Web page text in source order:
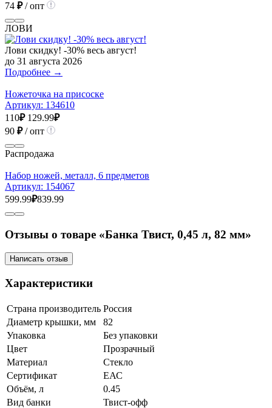
74 ₽/ опт
ЛОВИ
Лови скидку! -30% весь август!
до 31 августа 2026
Подробнее →
Ножеточка на присоске
Артикул: 134610
110₽ 129.99₽
90 ₽/ опт
Распродажа
Набор ножей, металл, 6 предметов
Артикул: 154067
599.99₽839.99
Отзывы о товаре «Банка Твист, 0,45 л, 82 мм»
Написать отзыв
Характеристики
Страна производитель Россия
Диаметр крышки, мм
82
Упаковка
Без упаковки
Цвет
Прозрачный
Материал
Стекло
Сертификат
ЕАС
Объём, л
0.45
Вид банки
Твист-офф